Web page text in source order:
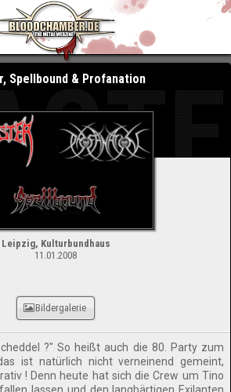
Spellbound & Profanation
Leipzig, Kulturbundhaus
11.01.2008
Bildergalerie
?" So heißt auch die 80. Party zum
ist natürlich nicht verneinend gemeint,
! Denn heute hat sich die Crew um Tino